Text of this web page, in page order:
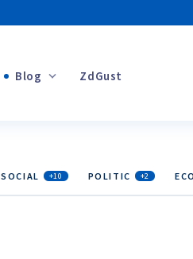
Blog ZdGust
SOCIAL +10 POLITIC +2